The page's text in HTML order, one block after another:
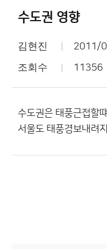
수도권 영향
김현진 2011/
조회수 11356
수도권은 태풍근접할
서울도 태풍경보내려